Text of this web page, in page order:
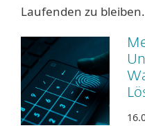
Laufenden zu bleiben.